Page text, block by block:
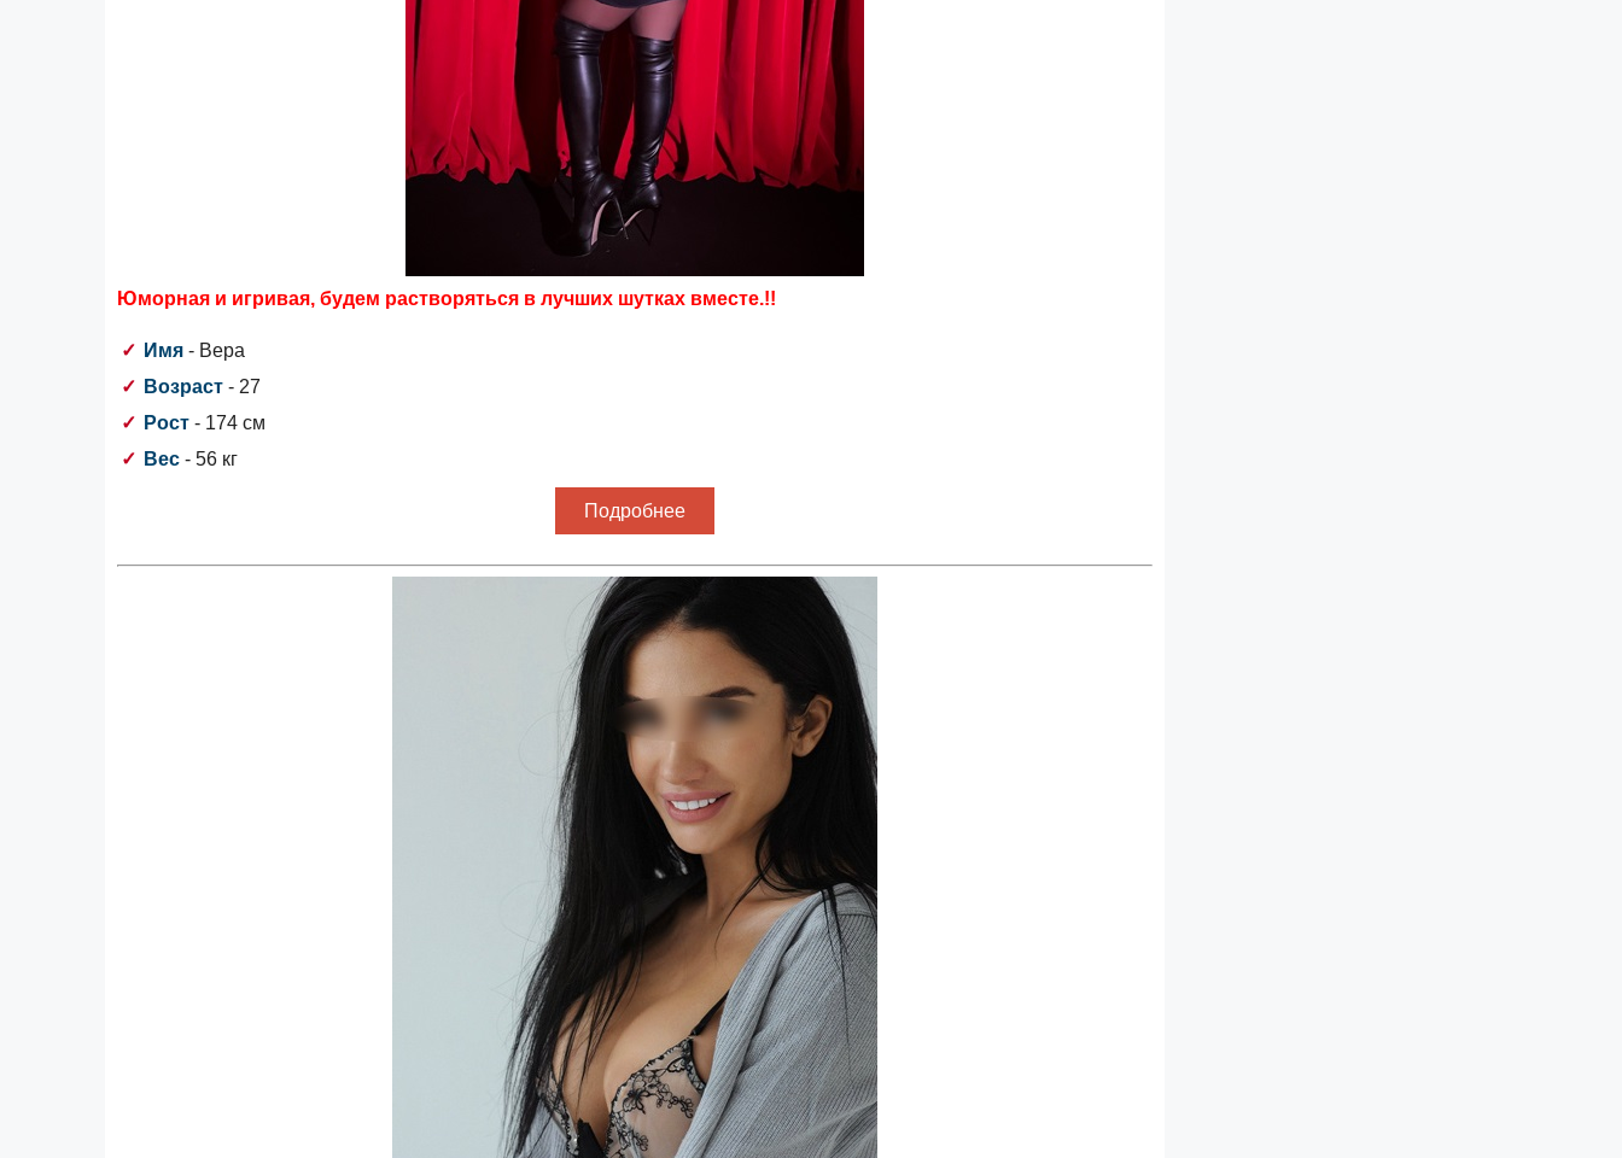
Юморная и игривая, будем растворяться в лучших шутках вместе.!!
Имя - Вера
Возраст - 27
Рост - 174 см
Вес - 56 кг
Подробнее